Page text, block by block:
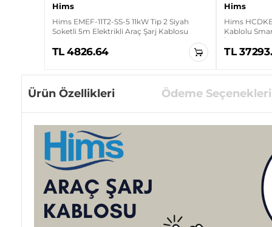
Hims
Hims EMEF-11T2-SS-5 11kW Tip 2 Siyah
Soketli 5m Elektrikli Araç Şarj Kablosu
TL 4826.64
Hims
Hims
Kablolu
TL
Ürün Özellikleri Ödeme Seçenekleri